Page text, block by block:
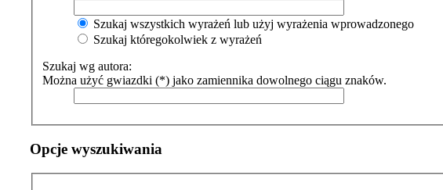
Szukaj wszystkich wyrażeń lub użyj wyrażenia wprowadzonego
Szukaj któregokolwiek z wyrażeń
Szukaj wg autora:
Można użyć gwiazdki (*) jako zamiennika dowolnego ciągu znaków.
Opcje wyszukiwania